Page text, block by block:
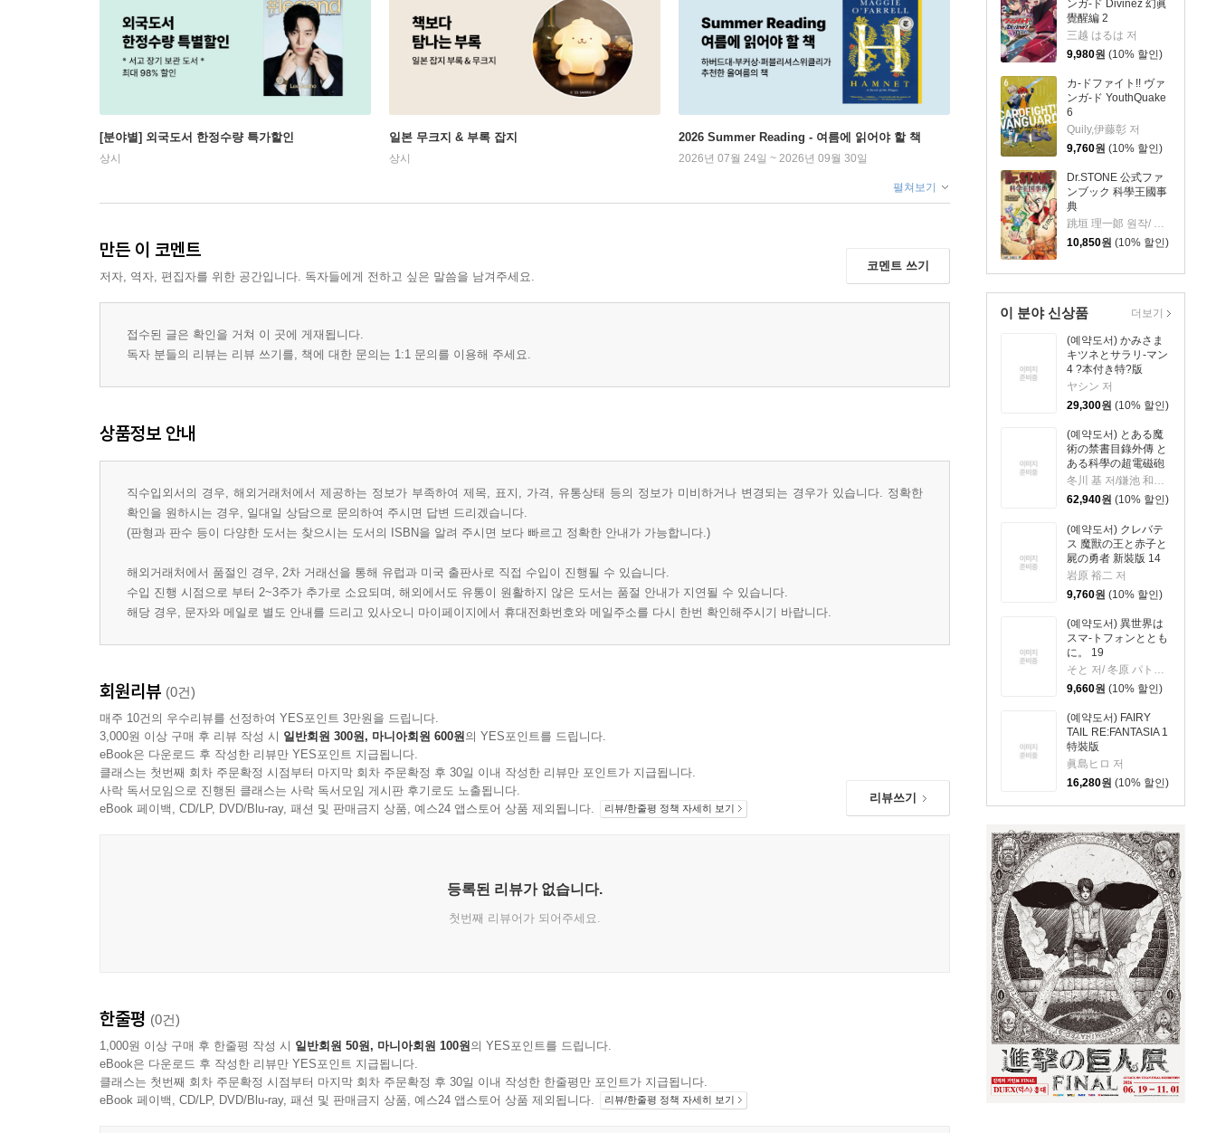
ンガ-ド Divinez 幻眞
覺醒編 2
三越 はるは 저
9,980원 (10% 할인)
カ-ドファイト!! ヴァ
ンガ-ド YouthQuake
6
Quily,伊藤彰 저
9,760원 (10% 할인)
Dr.STONE 公式ファ
ンブック 科學王國事
典
跳垣 理一郞 원작/ Boichi 저
10,850원 (10% 할인)
이 분야 신상품
(예약도서) かみさま
キツネとサラリ-マン
4 ?本付き特?版
ヤシン 저
29,300원 (10% 할인)
(예약도서) とある魔
術の禁書目錄外傳 と
ある科學の超電磁砲
21 特裝版
冬川 基 저/鎌池 和馬 원작
62,940원 (10% 할인)
(예약도서) クレバテ
ス 魔獸の王と赤子と
屍の勇者 新裝版 14
岩原 裕二 저
9,760원 (10% 할인)
(예약도서) 異世界は
スマ-トフォンととも
に。 19
そと 저/ 冬原 パトラ 원작
9,660원 (10% 할인)
(예약도서) FAIRY
TAIL RE:FANTASIA 1
特裝版
眞島ヒロ 저
16,280원 (10% 할인)
더보기
[분야별] 외국도서 한정수량 특가할인
상시
일본 무크지 & 부록 잡지
상시
2026 Summer Reading - 여름에 읽어야 할 책
2026년 07월 24일 ~ 2026년 09월 30일
펼쳐보기
만든 이 코멘트
저자, 역자, 편집자를 위한 공간입니다. 독자들에게 전하고 싶은 말씀을 남겨주세요.
코멘트 쓰기
접수된 글은 확인을 거쳐 이 곳에 게재됩니다.
독자 분들의 리뷰는 리뷰 쓰기를, 책에 대한 문의는 1:1 문의를 이용해 주세요.
상품정보 안내
직수입외서의 경우, 해외거래처에서 제공하는 정보가 부족하여 제목, 표지, 가격, 유통상태 등의 정보가 미비하거나 변경되는 경우가 있습니다. 정확한
확인을 원하시는 경우, 일대일 상담으로 문의하여 주시면 답변 드리겠습니다.
(판형과 판수 등이 다양한 도서는 찾으시는 도서의 ISBN을 알려 주시면 보다 빠르고 정확한 안내가 가능합니다.)
해외거래처에서 품절인 경우, 2차 거래선을 통해 유럽과 미국 출판사로 직접 수입이 진행될 수 있습니다.
수입 진행 시점으로 부터 2~3주가 추가로 소요되며, 해외에서도 유통이 원활하지 않은 도서는 품절 안내가 지연될 수 있습니다.
해당 경우, 문자와 메일로 별도 안내를 드리고 있사오니 마이페이지에서 휴대전화번호와 메일주소를 다시 한번 확인해주시기 바랍니다.
회원리뷰 (0건)
매주 10건의 우수리뷰를 선정하여 YES포인트 3만원을 드립니다.
3,000원 이상 구매 후 리뷰 작성 시 일반회원 300원, 마니아회원 600원의 YES포인트를 드립니다.
eBook은 다운로드 후 작성한 리뷰만 YES포인트 지급됩니다.
클래스는 첫번째 회차 주문확정 시점부터 마지막 회차 주문확정 후 30일 이내 작성한 리뷰만 포인트가 지급됩니다.
사락 독서모임으로 진행된 클래스는 사락 독서모임 게시판 후기로도 노출됩니다.
eBook 페이백, CD/LP, DVD/Blu-ray, 패션 및 판매금지 상품, 예스24 앱스토어 상품 제외됩니다.
리뷰/한줄평 정책 자세히 보기
리뷰쓰기
등록된 리뷰가 없습니다.
첫번째 리뷰어가 되어주세요.
한줄평 (0건)
1,000원 이상 구매 후 한줄평 작성 시 일반회원 50원, 마니아회원 100원의 YES포인트를 드립니다.
eBook은 다운로드 후 작성한 리뷰만 YES포인트 지급됩니다.
클래스는 첫번째 회차 주문확정 시점부터 마지막 회차 주문확정 후 30일 이내 작성한 한줄평만 포인트가 지급됩니다.
eBook 페이백, CD/LP, DVD/Blu-ray, 패션 및 판매금지 상품, 예스24 앱스토어 상품 제외됩니다.
리뷰/한줄평 정책 자세히 보기